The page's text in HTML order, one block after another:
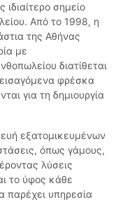
σημείο
Από το 1998, η
της Αθήνας
με
διατίθεται
φρέσκα
για τη δημιουργία
εξατομικευμένων
όπως γάμους,
λύσεις
το ύφος κάθε
παρέχει υπηρεσία